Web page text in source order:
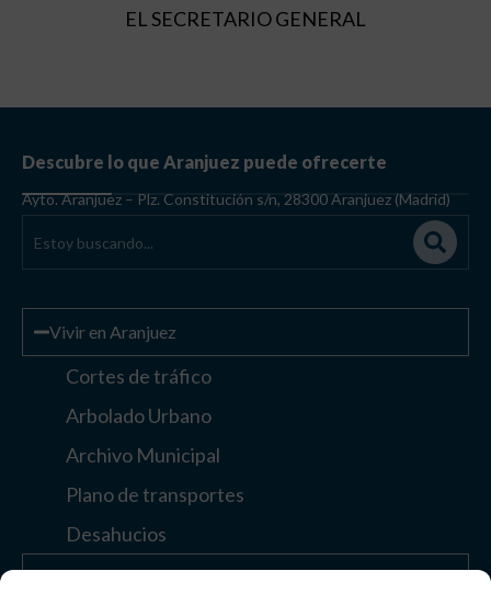
EL SECRETARIO GENERAL
Descubre lo que Aranjuez puede ofrecerte
Ayto. Aranjuez – Plz. Constitución s/n, 28300 Aranjuez (Madrid)
Vivir en Aranjuez
Cortes de tráfico
Arbolado Urbano
Archivo Municipal
Plano de transportes
Desahucios
Enlaces de interés